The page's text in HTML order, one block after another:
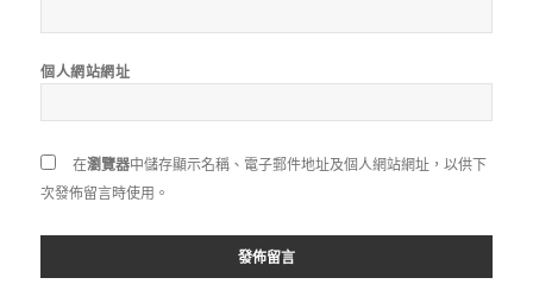
個人網站網址
在瀏覽器中儲存顯示名稱、電子郵件地址及個人網站網址，以供下
次發佈留言時使用。